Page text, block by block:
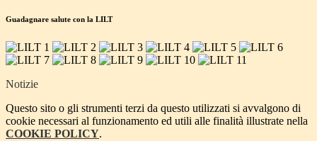
Guadagnare salute con la LILT
Notizie
Questo sito o gli strumenti terzi da questo utilizzati si avvalgono di
cookie necessari al funzionamento ed utili alle finalità illustrate nella
COOKIE POLICY.